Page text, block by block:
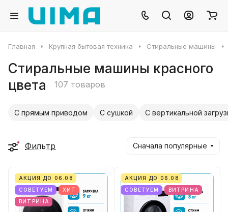
Главная Крупная бытовая техника Стиральные машины
Стиральные машины красного
цвета
107 товаров
С прямым приводом С сушкой С вертикальной
Фильтр Сначала популярные
АКЦИЯ ДО 06.08
СОВЕТУЕМ
ХИТ
ВИТРИНА
АКЦИЯ ДО 06.08
СОВЕТУЕМ
ВИТРИНА